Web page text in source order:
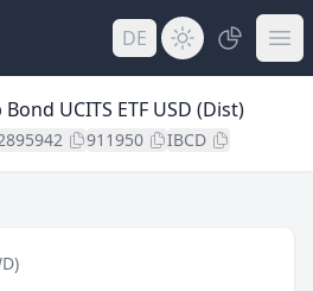
DE
UCITS ETF USD (Dist)
911950 IBCD